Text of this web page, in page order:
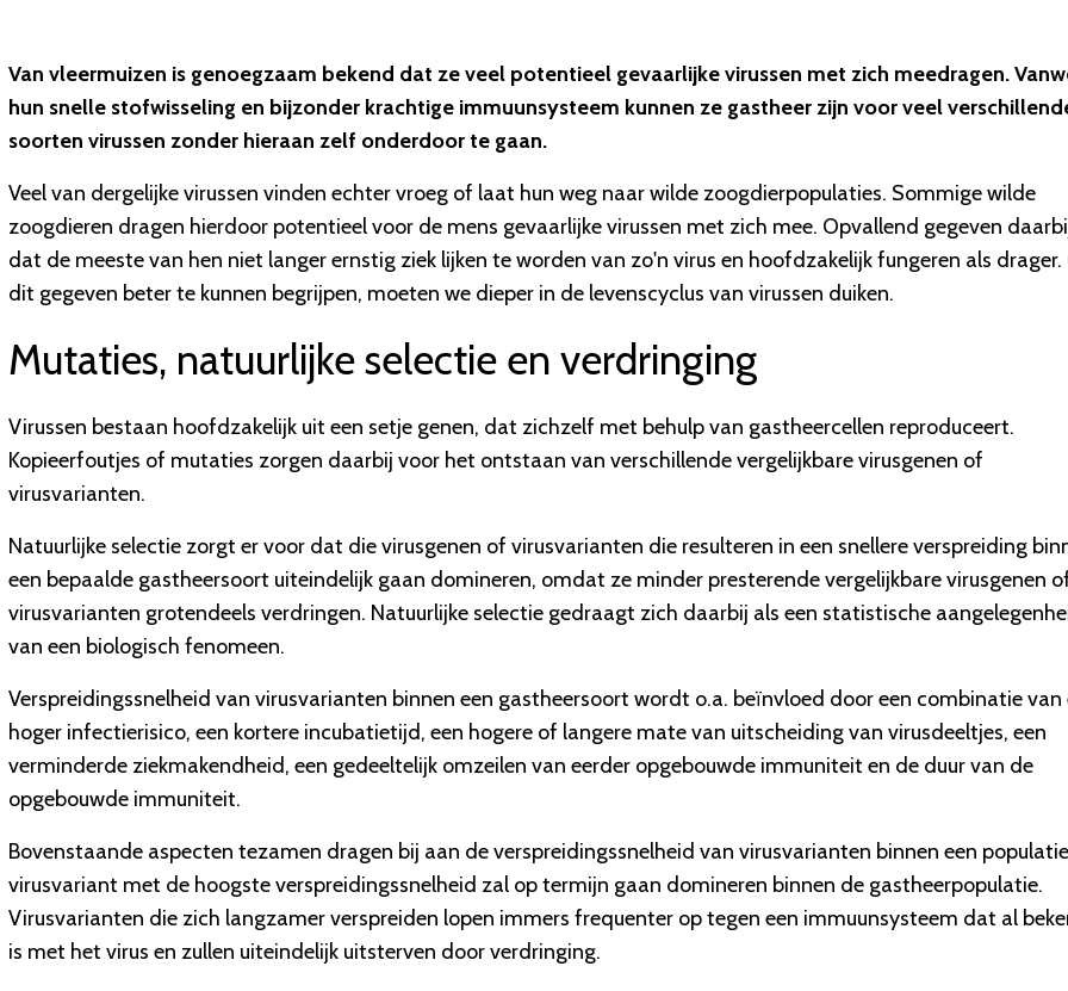
Van vleermuizen is genoegzaam bekend dat ze veel potentieel gevaarlijke virussen met zich meedragen.
hun snelle stofwisseling en bijzonder krachtige immuunsysteem kunnen ze gastheer zijn voor veel
soorten virussen zonder hieraan zelf onderdoor te gaan.
Veel van dergelijke virussen vinden echter vroeg of laat hun weg naar wilde zoogdierpopulaties. Sommige wilde
zoogdieren dragen hierdoor potentieel voor de mens gevaarlijke virussen met zich mee. Opvallend gegeven
dat de meeste van hen niet langer ernstig ziek lijken te worden van zo'n virus en hoofdzakelijk fungeren als drager.
dit gegeven beter te kunnen begrijpen, moeten we dieper in de levenscyclus van virussen duiken.
Mutaties, natuurlijke selectie en verdringing
Virussen bestaan hoofdzakelijk uit een setje genen, dat zichzelf met behulp van gastheercellen reproduceert.
Kopieerfoutjes of mutaties zorgen daarbij voor het ontstaan van verschillende vergelijkbare virusgenen of
virusvarianten.
Natuurlijke selectie zorgt er voor dat die virusgenen of virusvarianten die resulteren in een snellere verspreiding
een bepaalde gastheersoort uiteindelijk gaan domineren, omdat ze minder presterende vergelijkbare virusgenen
virusvarianten grotendeels verdringen. Natuurlijke selectie gedraagt zich daarbij als een statistische
van een biologisch fenomeen.
Verspreidingssnelheid van virusvarianten binnen een gastheersoort wordt o.a. beïnvloed door een combinatie van
hoger infectierisico, een kortere incubatietijd, een hogere of langere mate van uitscheiding van virusdeeltjes, een
verminderde ziekmakendheid, een gedeeltelijk omzeilen van eerder opgebouwde immuniteit en de duur van de
opgebouwde immuniteit.
Bovenstaande aspecten tezamen dragen bij aan de verspreidingssnelheid van virusvarianten binnen een
virusvariant met de hoogste verspreidingssnelheid zal op termijn gaan domineren binnen de gastheerpopulatie.
Virusvarianten die zich langzamer verspreiden lopen immers frequenter op tegen een immuunsysteem dat al
is met het virus en zullen uiteindelijk uitsterven door verdringing.